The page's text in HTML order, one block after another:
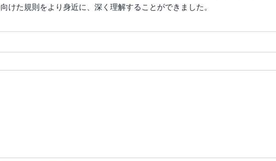
けた規則をより身近に、深く理解することができました。